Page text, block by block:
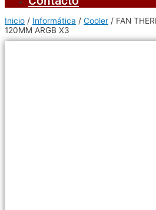
Inicio / Informática / Cooler / FAN
120MM ARGB X3